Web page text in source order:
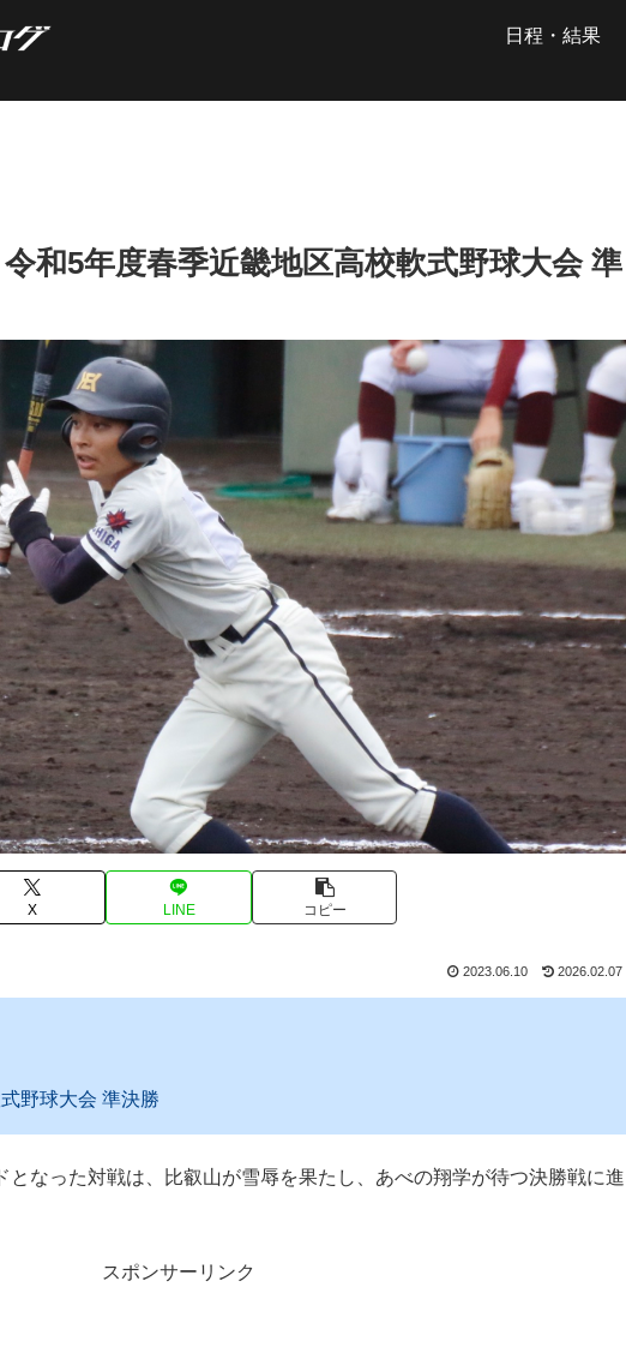
日程・結果
和5年度春季近畿地区高校軟式野球大会 準
X LINE コピー
2023.06.10 2026.02.07
野球大会 準決勝
となった対戦は、比叡山が雪辱を果たし、あべの翔学が待つ決勝戦に進
スポンサーリンク